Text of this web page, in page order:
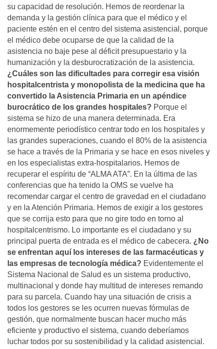
su capacidad de resolución. Hemos de reordenar la
demanda y la gestión clínica para que el médico y el
paciente estén en el centro del sistema asistencial, porque
el médico debe ocuparse de que la calidad de la
asistencia no baje pese al déficit presupuestario y la
humanización y la desburocratización de la asistencia.
¿Cuáles son las dificultades para corregir esa visión
hospitalcentrista y monopolista de la medicina que ha
convertido la Asistencia Primaria en un apéndice
burocrático de los grandes hospitales? Porque el
sistema se hizo de una manera determinada. Era
enormemente periodístico centrar todo en los hospitales y
las grandes superaciones, cuando el 80% de la asistencia
se hace a través de la Primaria y se hace en esos niveles y
en los especialistas extra-hospitalarios. Hemos de
recuperar el espíritu de “ALMA ATA”. En la última de las
conferencias que ha tenido la OMS se vuelve ha
recomendar cargar el centro de gravedad en el ciudadano
y en la Atención Primaria. Hemos de exigir a los gestores
que se corrija esto para que no gire todo en torno al
hospitalcentrismo. Lo importante es el ciudadano y su
principal puerta de entrada es el médico de cabecera. ¿No
se enfrentan aquí los intereses de las farmacéuticas y
las empresas de tecnología médica? Evidentemente el
Sistema Nacional de Salud es un sistema productivo,
multinacional y donde hay multitud de intereses remando
para su parcela. Cuando hay una situación de crisis a
todos los gestores se les ocurren nuevas fórmulas de
gestión, que normalmente buscan hacer mucho más
eficiente y productivo el sistema, cuando deberíamos
luchar todos por su sostenibilidad y la calidad asistencial.